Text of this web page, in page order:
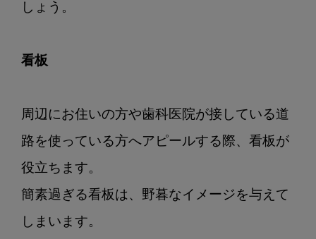
しょう。
看板
周辺にお住いの方や歯科医院が接している道
路を使っている方へアピールする際、看板が
役立ちます。
簡素過ぎる看板は、野暮なイメージを与えて
しまいます。